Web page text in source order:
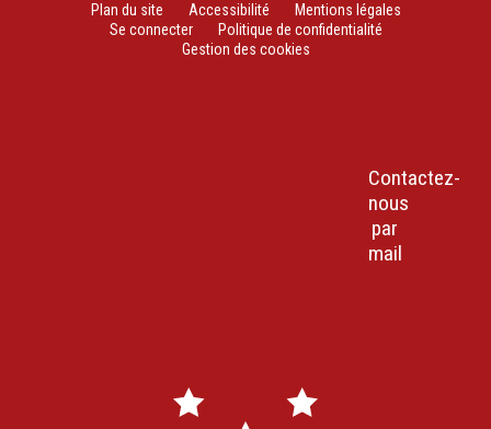
Plan du site Accessibilité
Mentions légales
Se connecter
Politique de confidentialité
Gestion des cookies
Contactez-
nous
par
mail